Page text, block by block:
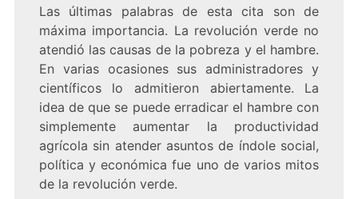
Las últimas palabras de esta cita son de
máxima importancia. La revolución verde no
atendió las causas de la pobreza y el hambre.
En varias ocasiones sus administradores y
científicos lo admitieron abiertamente. La
idea de que se puede erradicar el hambre con
simplemente aumentar la productividad
agrícola sin atender asuntos de índole social,
política y económica fue uno de varios mitos
de la revolución verde.